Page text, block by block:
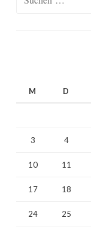
M D
3 4
10 11
17 18
24 25